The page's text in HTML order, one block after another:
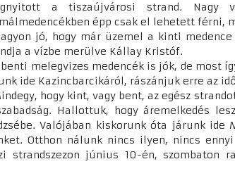
a tiszaújvárosi strand.
épp csak el lehetett férni,
jó, hogy már üzemel a kinti
a vízbe merülve Kállay Kristóf.
benti melegvizes medencék is jók, de most
ide Kazincbarcikáról, rászánjuk erre az
hogy kint, vagy bent, az egész
Hallottuk, hogy áremelkedés
Valójában kiskorunk óta járunk ide
Otthon nálunk nincs ilyen, nincs
strandszezon június 10-én, szombaton